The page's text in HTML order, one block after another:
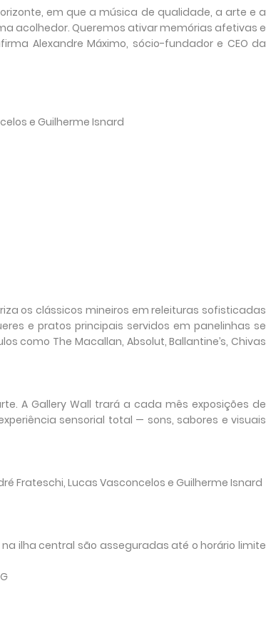
em que a música de qualidade, a arte e a
acolhedor. Queremos ativar memórias afetivas e
Alexandre Máximo, sócio-fundador e CEO da
e Guilherme Isnard
os clássicos mineiros em releituras sofisticadas
e pratos principais servidos em panelinhas se
como The Macallan, Absolut, Ballantine’s, Chivas
A Gallery Wall trará a cada mês exposições de
sensorial total — sons, sabores e visuais
Frateschi, Lucas Vasconcelos e Guilherme Isnard
ilha central são asseguradas até o horário limite